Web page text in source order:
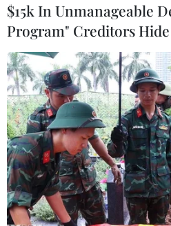
Người phát ngôn Lee Duk-
Zimbio)
THX đưa tin, Bộ trưởng
ngày 12/6 đã nhắc lại
rằng họ sẽ xem xét một
$15k In Unmanageable
Program" Creditors